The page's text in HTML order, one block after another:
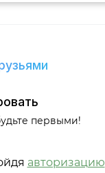
первыми!
авторизацию